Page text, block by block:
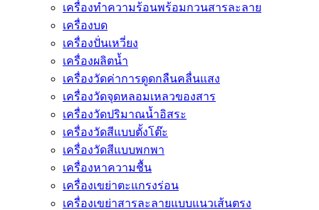
เครื่องทำความร้อนพร้อมกวนสารละลาย
เครื่องบด
เครื่องปั่นเหวี่ยง
เครื่องผลิตน้ำ
เครื่องวัดค่าการดูดกลืนคลื่นแสง
เครื่องวัดจุดหลอมเหลวของสาร
เครื่องวัดปริมาณน้ำอิสระ
เครื่องวัดสีแบบตั้งโต๊ะ
เครื่องวัดสีแบบพกพา
เครื่องหาความชื้น
เครื่องเขย่าตะแกรงร่อน
เครื่องเขย่าสารละลายแบบแนวเส้นตรง